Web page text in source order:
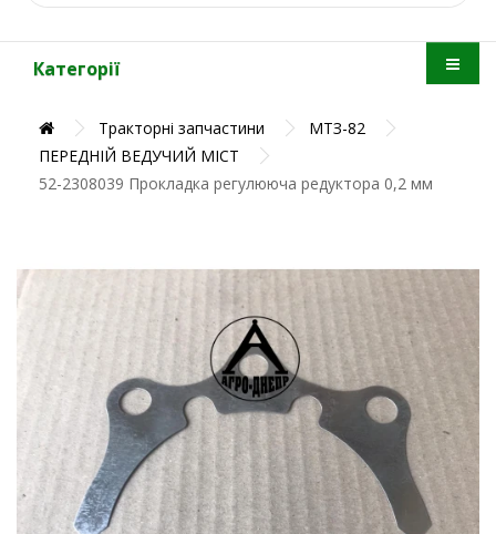
Категорії
Тракторні запчастини
МТЗ-82
ПЕРЕДНІЙ ВЕДУЧИЙ МІСТ
52-2308039 Прокладка регулююча редуктора 0,2 мм